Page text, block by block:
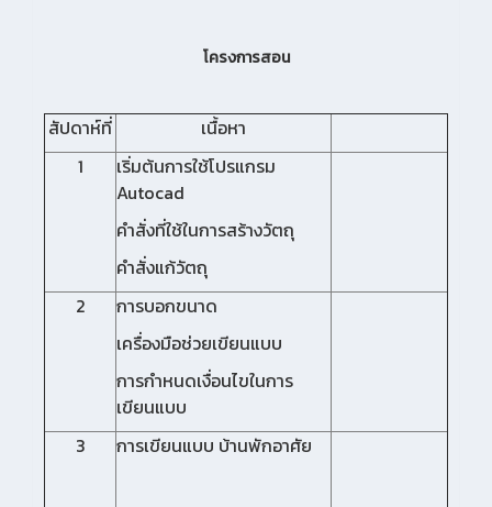
โครงการสอน
สัปดาห์ที่
เนื้อหา
1
เริ่มต้นการใช้โปรแกรม
Autocad
คำสั่งที่ใช้ในการสร้างวัตถุ
คำสั่งแก้วัตถุ
2
การบอกขนาด
เครื่องมือช่วยเขียนแบบ
การกำหนดเงื่อนไขในการ
เขียนแบบ
3
การเขียนแบบ บ้านพักอาศัย